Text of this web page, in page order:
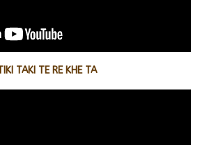
TAKI TE RE KHE TA